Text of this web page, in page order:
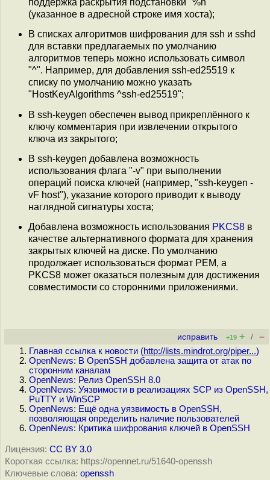
поддержка раскрытия подстановки "%n"
(указанное в адресной строке имя хоста);
В списках алгоритмов шифрования для ssh и sshd
для вставки предлагаемых по умолчанию
алгоритмов теперь можно использовать символ
"^". Например, для добавления ssh-ed25519 к
списку по умолчанию можно указать
"HostKeyAlgorithms ^ssh-ed25519";
В ssh-keygen обеспечен вывод прикреплённого к
ключу комментария при извлечении открытого
ключа из закрытого;
В ssh-keygen добавлена возможность
использования флага "-v" при выполнении
операций поиска ключей (например, "ssh-keygen -
vF host"), указание которого приводит к выводу
наглядной сигнатуры хоста;
Добавлена возможность использования PKCS8 в
качестве альтернативного формата для хранения
закрытых ключей на диске. По умолчанию
продолжает использоваться формат PEM, а
PKCS8 может оказаться полезным для достижения
совместимости со сторонними приложениями.
исправить +19 + / –
Главная ссылка к новости (http://lists.mindrot.org/piper...)
OpenNews: В OpenSSH добавлена защита от атак по
сторонним каналам
OpenNews: Релиз OpenSSH 8.0
OpenNews: Уязвимости в реализациях SCP из OpenSSH,
PuTTY и WinSCP
OpenNews: Ещё одна уязвимость в OpenSSH,
позволяющая определить наличие пользователей
OpenNews: Критика шифрования ключей в OpenSSH
Лицензия: CC BY 3.0
Короткая ссылка: https://opennet.ru/51640-openssh
Ключевые слова: openssh